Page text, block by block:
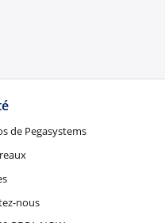
de Pegasystems
nous